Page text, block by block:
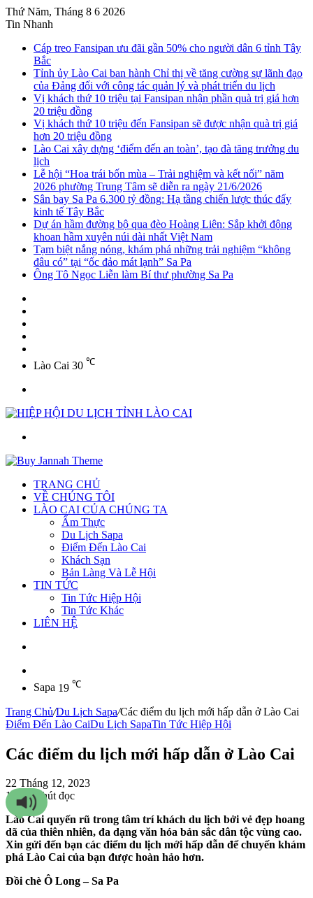
Thứ Năm, Tháng 8 6 2026
Tin Nhanh
Cáp treo Fansipan ưu đãi gần 50% cho người dân 6 tỉnh Tây
Bắc
Tỉnh ủy Lào Cai ban hành Chỉ thị về tăng cường sự lãnh đạo
của Đảng đối với công tác quản lý và phát triển du lịch
Vị khách thứ 10 triệu tại Fansipan nhận phần quà trị giá hơn
20 triệu đồng
Vị khách thứ 10 triệu đến Fansipan sẽ được nhận quà trị giá
hơn 20 triệu đồng
Lào Cai xây dựng ‘điểm đến an toàn’, tạo đà tăng trưởng du
lịch
Lễ hội “Hoa trái bốn mùa – Trải nghiệm và kết nối” năm
2026 phường Trung Tâm sẽ diễn ra ngày 21/6/2026
Sân bay Sa Pa 6.300 tỷ đồng: Hạ tầng chiến lược thúc đẩy
kinh tế Tây Bắc
Dự án hầm đường bộ qua đèo Hoàng Liên: Sắp khởi động
khoan hầm xuyên núi dài nhất Việt Nam
Tạm biệt nắng nóng, khám phá những trải nghiệm “không
đâu có” tại “ốc đảo mát lạnh” Sa Pa
Ông Tô Ngọc Liễn làm Bí thư phường Sa Pa
Lào Cai 30 ℃
TRANG CHỦ
VỀ CHÚNG TÔI
LÀO CAI CỦA CHÚNG TA
Ẩm Thực
Du Lịch Sapa
Điểm Đến Lào Cai
Khách Sạn
Bản Làng Và Lễ Hội
TIN TỨC
Tin Tức Hiệp Hội
Tin Tức Khác
LIÊN HỆ
Sapa 19 ℃
Trang Chủ/Du Lịch Sapa/Các điểm du lịch mới hấp dẫn ở Lào Cai
Điểm Đến Lào CaiDu Lịch SapaTin Tức Hiệp Hội
Các điểm du lịch mới hấp dẫn ở Lào Cai
22 Tháng 12, 2023
1 732 phút đọc
Lào Cai quyến rũ trong tâm trí khách du lịch bởi vẻ đẹp hoang
dã của thiên nhiên, đa dạng văn hóa bản sắc dân tộc vùng cao.
Xin gửi đến bạn các điểm du lịch mới hấp dẫn để chuyến khám
phá Lào Cai của bạn được hoàn hảo hơn.
Đồi chè Ô Long – Sa Pa